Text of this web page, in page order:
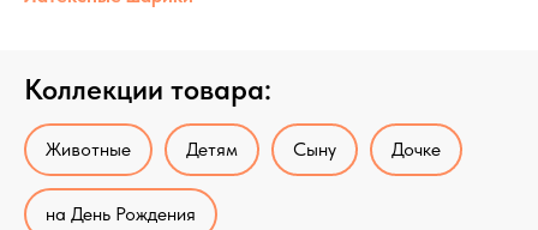
Коллекции товара:
Животные Детям Сыну Дочке
на День Рождения